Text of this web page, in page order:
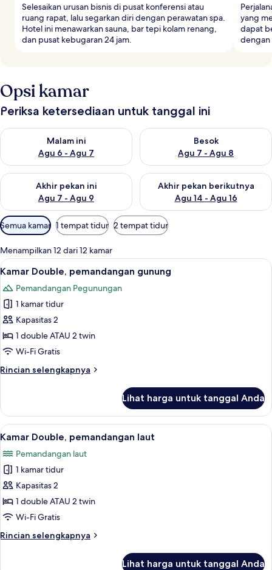
Selesaikan urusan bisnis di pusat konferensi atau
ruang rapat, lalu segarkan diri dengan perawatan spa.
Hotel ini menawarkan sauna, bar tepi kolam renang,
dan pusat kebugaran 24 jam.
yang
dapat
dengan
Opsi kamar
Periksa ketersediaan untuk tanggal ini
Malam ini
Agu 6 - Agu 7
Periksa ketersediaan untuk malam ini Agu 6 - Agu 7
Besok
Agu 7 - Agu 8
Periksa ketersediaan untuk
Akhir pekan ini
Agu 7 - Agu 9
Periksa ketersediaan untuk akhir pekan ini Agu 7 - Agu 9
Akhir pekan berikutnya
Agu 14 - Agu 16
Periksa ketersediaan untuk
Filter
tersedia
untuk
kamar
Semua kamar 1 tempat tidur 2 tempat tidur
Menampilkan 12 dari 12 kamar
Lihat
semua
foto
untuk
Kamar
Double,
pemandangan
3
Kamar Double, pemandangan gunung
Pemandangan Pegunungan
1 kamar tidur
Kapasitas 2
1 double ATAU 2 twin
Wi-Fi Gratis
Rincian selengkapnya
Rincian
Kamar
Double,
pemandangan
Lihat harga untuk tanggal Anda
Lihat
semua
foto
untuk
Kamar
Double,
pemandangan
4
Kamar Double, pemandangan laut
Pemandangan laut
1 kamar tidur
Kapasitas 2
1 double ATAU 2 twin
Wi-Fi Gratis
Rincian selengkapnya
Rincian
Lihat harga untuk tanggal Anda